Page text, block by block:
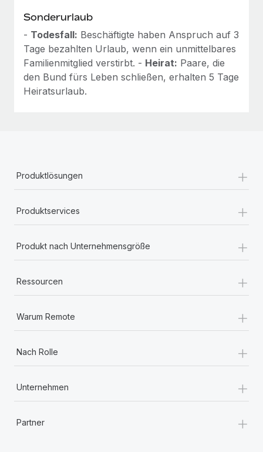
Sonderurlaub
- Todesfall: Beschäftigte haben Anspruch auf 3
Tage bezahlten Urlaub, wenn ein unmittelbares
Familienmitglied verstirbt. - Heirat: Paare, die
den Bund fürs Leben schließen, erhalten 5 Tage
Heiratsurlaub.
Produktlösungen +
Produktservices +
Produkt nach Unternehmensgröße +
Ressourcen +
Warum Remote +
Nach Rolle +
Unternehmen +
Partner +